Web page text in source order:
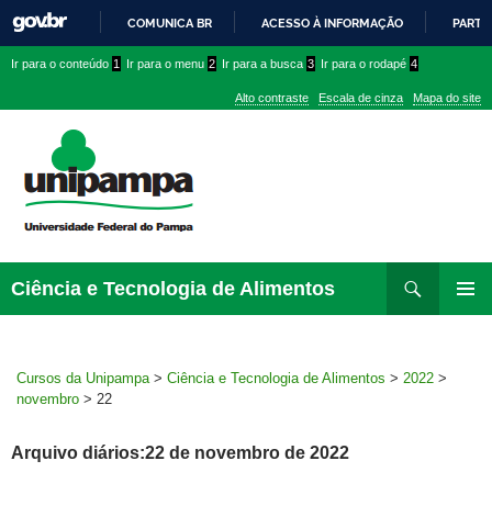
PARA
CONTEÚDO
COMUNICA BR ACESSO À INFORMAÇÃO
conteúdo
menu
superior
menu
Ir para o conteúdo 1 Ir para o menu 2 Ir para a busca 3 Ir para o rodapé 4
Alto contraste Escala de cinza Mapa do site
Ciência e Tecnologia de Alimentos
Cursos da Unipampa > Ciência e Tecnologia de Alimentos > 2022 >
novembro > 22
Arquivo diários:22 de novembro de 2022